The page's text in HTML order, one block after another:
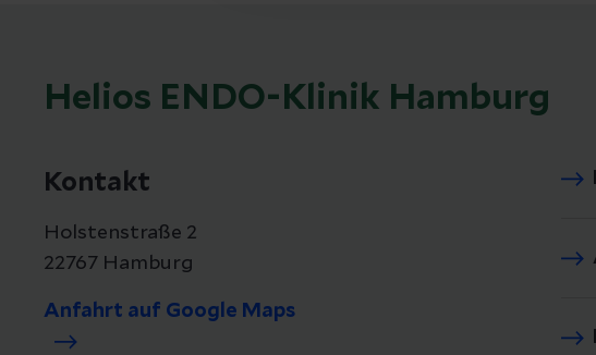
Helios ENDO-Klinik Hamburg
Kontakt
Holstenstraße 2
22767 Hamburg
Anfahrt auf Google Maps